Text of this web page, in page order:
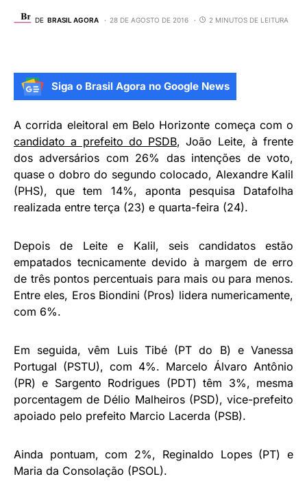
DE BRASIL AGORA 28 DE AGOSTO DE 2016 2 MINUTOS DE LEITURA
Siga o Brasil Agora no Google News
A corrida eleitoral em Belo Horizonte começa com o
candidato a prefeito do PSDB, João Leite, à frente
dos adversários com 26% das intenções de voto,
quase o dobro do segundo colocado, Alexandre Kalil
(PHS), que tem 14%, aponta pesquisa Datafolha
realizada entre terça (23) e quarta-feira (24).
Depois de Leite e Kalil, seis candidatos estão
empatados tecnicamente devido à margem de erro
de três pontos percentuais para mais ou para menos.
Entre eles, Eros Biondini (Pros) lidera numericamente,
com 6%.
Em seguida, vêm Luis Tibé (PT do B) e Vanessa
Portugal (PSTU), com 4%. Marcelo Álvaro Antônio
(PR) e Sargento Rodrigues (PDT) têm 3%, mesma
porcentagem de Délio Malheiros (PSD), vice-prefeito
apoiado pelo prefeito Marcio Lacerda (PSB).
Ainda pontuam, com 2%, Reginaldo Lopes (PT) e
Maria da Consolação (PSOL).